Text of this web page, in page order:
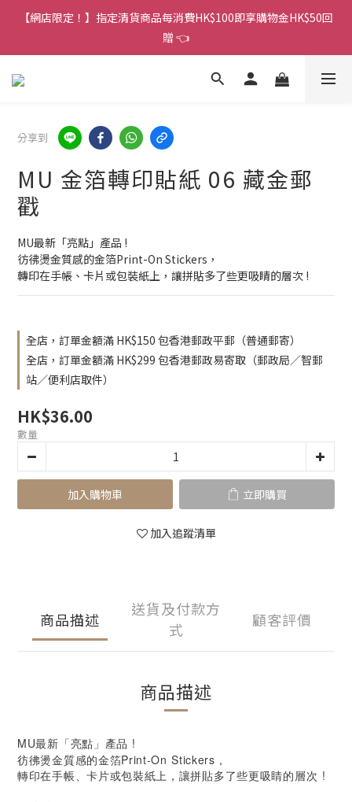
香港訂單金額滿HK$150包平郵｜滿HK$299包易寄取｜滿HK$499
包順豐／京東
【網店限定！】指定清貨商品每消費HK$100即享購物金HK$50回
贈 👈
香港訂單金額滿HK$150包平郵｜滿HK$299包易寄取｜滿HK$499
分享到
MU 金箔轉印貼紙 06 藏金郵
戳
MU最新「亮點」產品 !
彷彿燙金質感的金箔Print-On Stickers，
轉印在手帳、卡片或包裝紙上，讓拼貼多了些更吸睛的層次 !
全店，訂單金額滿 HK$150 包香港郵政平郵（普通郵寄）
全店，訂單金額滿 HK$299 包香港郵政易寄取（郵政局／智郵
站／便利店取件）
HK$36.00
數量
加入購物車 立即購買
加入追蹤清單
商品描述
送貨及付款方
式
顧客評價
商品描述
MU最新「亮點」產品 !
彷彿燙金質感的金箔Print-On Stickers，
轉印在手帳、卡片或包裝紙上，讓拼貼多了些更吸睛的層次 !